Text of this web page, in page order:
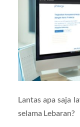
Lantas apa saja
selama Lebaran?